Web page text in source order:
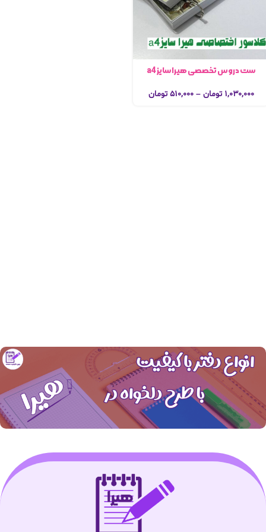
ست دروس تخصصی هیرا سایز a4
۱,۰۳۰,۰۰۰ تومان – ۵۱۰,۰۰۰ تومان